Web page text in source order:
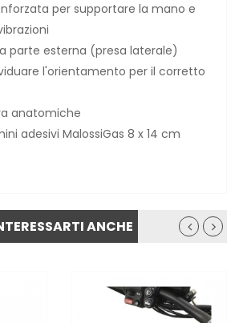
per supportare la mano e
parte esterna (presa laterale)
l'orientamento per il corretto
anatomiche
adesivi MalossiGas 8 x 14 cm
ANCHE